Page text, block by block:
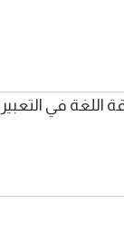
في التعبير